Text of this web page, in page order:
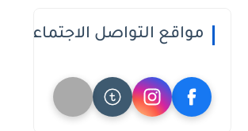
مواقع التواصل الاجتماعي